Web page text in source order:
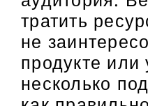
тратить
не
продукте или
несколько